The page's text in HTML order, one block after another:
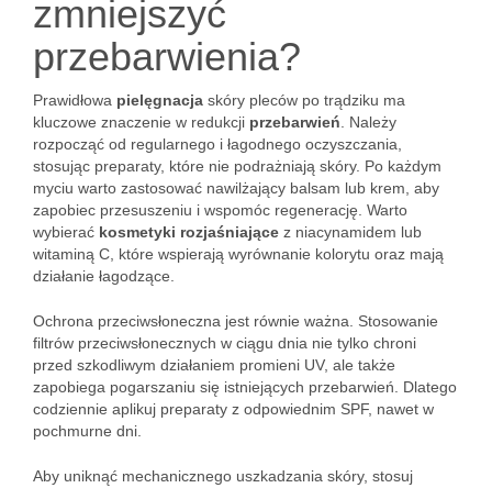
zmniejszyć
przebarwienia?
Prawidłowa pielęgnacja skóry pleców po trądziku ma
kluczowe znaczenie w redukcji przebarwień . Należy
rozpocząć od regularnego i łagodnego oczyszczania,
stosując preparaty, które nie podrażniają skóry. Po każdym
myciu warto zastosować nawilżający balsam lub krem, aby
zapobiec przesuszeniu i wspomóc regenerację. Warto
wybierać kosmetyki rozjaśniające z niacynamidem lub
witaminą C, które wspierają wyrównanie kolorytu oraz mają
działanie łagodzące.
Ochrona przeciwsłoneczna jest równie ważna. Stosowanie
filtrów przeciwsłonecznych w ciągu dnia nie tylko chroni
przed szkodliwym działaniem promieni UV, ale także
zapobiega pogarszaniu się istniejących przebarwień. Dlatego
codziennie aplikuj preparaty z odpowiednim SPF, nawet w
pochmurne dni.
Aby uniknąć mechanicznego uszkadzania skóry, stosuj